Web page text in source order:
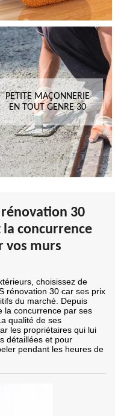
PETITE MAÇONNERIE
EN TOUT GENRE 30
30
concurrence
vos murs
choisissez de
rénovation 30 car ses prix
du marché. Depuis
la concurrence par ses
qualité de ses
les propriétaires qui lui
détaillées et pour
pendant les heures de